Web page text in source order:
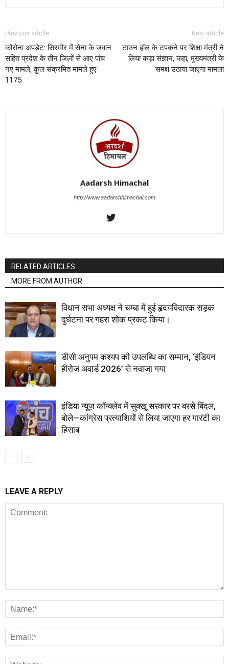
Previous article
कोरोना अपडेट: सिरमौर में सेना के जवान
सहित प्रदेश के तीन जिलों से आए पांच
नए मामले, कुल संक्रमित मामले हुए
1175
Next article
टाउन हॉल के टपकने पर शिक्षा मंत्री ने
लिया कड़ा संज्ञान, कहा, मुख्यमंत्री के
समक्ष उठाया जाएगा मामला
Aadarsh Himachal
http://www.aadarshhimachal.com
RELATED ARTICLES
MORE FROM AUTHOR
विधान सभा अध्यक्ष ने चम्बा में हुई हृदयविदारक सड़क
दुर्घटना पर गहरा शोक प्रकट किया।
डीसी अनुपम कश्यप की उपलब्धि का सम्मान, ‘इंडियन
हीरोज अवार्ड 2026’ से नवाजा गया
इंडिया न्यूज़ कॉन्क्लेव में सुक्खू सरकार पर बरसे बिंदल,
बोले—कांग्रेस प्रत्याशियों से लिया जाएगा हर गारंटी का
हिसाब
LEAVE A REPLY